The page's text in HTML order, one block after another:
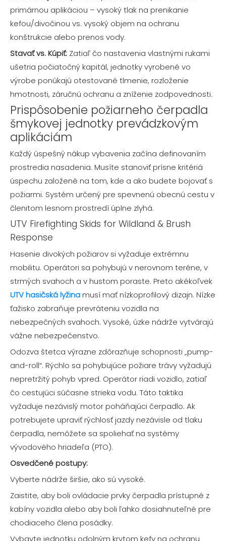
primárnou aplikáciou – vysoký tlak na prenikanie
kefou/divočinou vs. vysoký objem na ochranu
konštrukcie alebo prenos vody.
Stavať vs. Kúpiť: Zatiaľ čo nastavenia vlastnými rukami
ušetria počiatočný kapitál, jednotky vyrobené vo
výrobe ponúkajú otestované tlmenie, rozloženie
hmotnosti, záručnú ochranu a zníženie zodpovednosti.
Prispôsobenie požiarneho čerpadla
šmykovej jednotky prevádzkovým
aplikáciám
Každý úspešný nákup vybavenia začína definovaním
prostredia nasadenia. Musíte stanoviť prísne kritériá
úspechu založené na tom, kde a ako budete bojovať s
požiarmi. Systém určený pre spevnenú obecnú cestu v
členitom lesnom prostredí úplne zlyhá.
UTV Firefighting Skids for Wildland & Brush
Response
Hasenie divokých požiarov si vyžaduje extrémnu
mobilitu. Operátori sa pohybujú v nerovnom teréne, v
strmých svahoch a v hustom poraste. Preto akékoľvek
UTV hasičská lyžinamusí mať nízkoprofilový dizajn. Nízke
ťažisko zabraňuje prevráteniu vozidla na
nebezpečných svahoch. Vysoké, úzke nádrže vytvárajú
vážne nebezpečenstvo.
Odozva štetca výrazne zdôrazňuje schopnosti „pump-
and-roll“. Rýchlo sa pohybujúce požiare trávy vyžadujú
nepretržitý pohyb vpred. Operátor riadi vozidlo, zatiaľ
čo cestujúci súčasne strieka vodu. Táto taktika
vyžaduje nezávislý motor poháňajúci čerpadlo. Ak
potrebujete upraviť rýchlosť jazdy nezávisle od tlaku
čerpadla, nemôžete sa spoliehať na systémy
vývodového hriadeľa (PTO).
Osvedčené postupy:
Vyberte nádrže širšie, ako sú vysoké.
Zaistite, aby boli ovládacie prvky čerpadla prístupné z
kabíny vozidla alebo aby boli ľahko dosiahnuteľné pre
chodiaceho člena posádky.